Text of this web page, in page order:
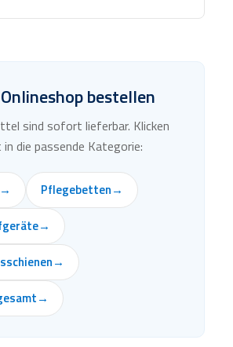
bestellen
sind sofort lieferbar. Klicken
in die passende Kategorie:
→ Pflegebetten→
→
→
→